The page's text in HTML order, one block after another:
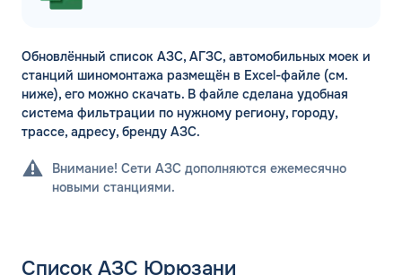
Обновлённый список АЗС, АГЗС, автомобильных моек и
станций шиномонтажа размещён в Excel-файле (см.
ниже), его можно скачать. В файле сделана удобная
система фильтрации по нужному региону, городу,
трассе, адресу, бренду АЗС.
Внимание! Сети АЗС дополняются ежемесячно
новыми станциями.
Список АЗС Юрюзани